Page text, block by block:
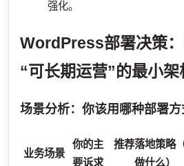
强化。
WordPress部署决策：
“可长期运营”的最小架
场景分析：你该用哪种部署方
业务场景
你的主
要诉求
推荐落地策略
做什么）